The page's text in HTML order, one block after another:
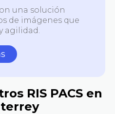
una solución
de imágenes que
agilidad.
RIS PACS en